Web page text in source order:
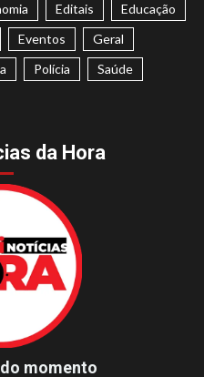
Editais
Educação
Eventos
Geral
Polícia
Saúde
da Hora
momento